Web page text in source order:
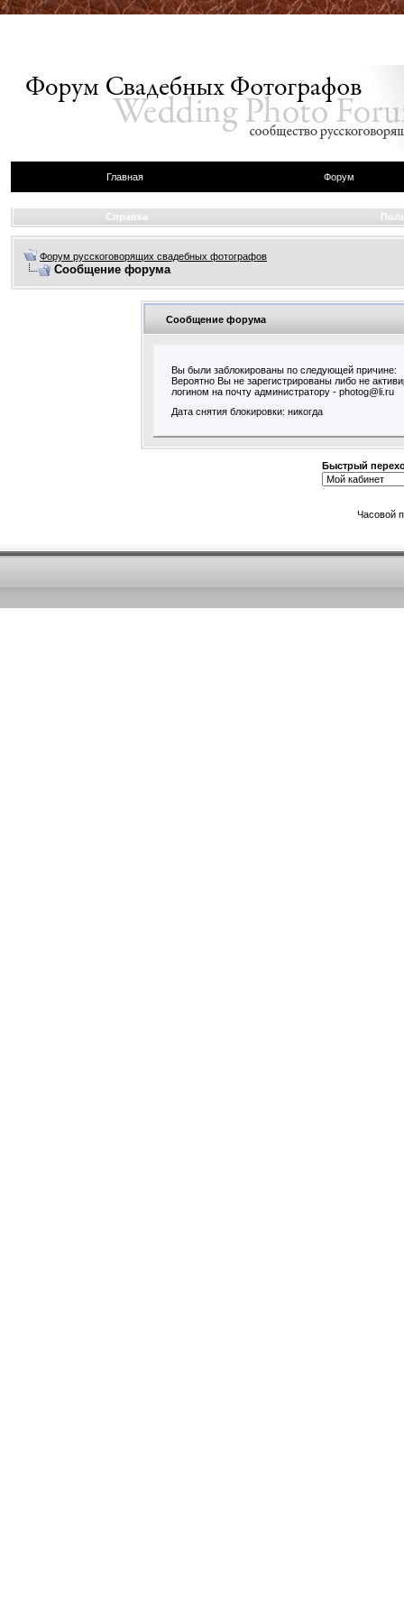
Главная Форум
Справка
Форум русскоговорящих свадебных фотографов
Сообщение форума
Сообщение форума
Вы были заблокированы по следующей причине:
Вероятно Вы не зарегистрированы либо не
логином на почту администратору - photog@li.ru
Дата снятия блокировки: никогда
Быстрый
Часовой